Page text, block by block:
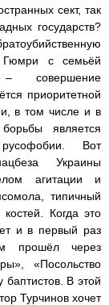
сект, так
государств?
Гюмри с семьёй
– совершение
приоритетной
в том числе и в
является
Вот
Украины
агитации и
типичный
Когда это
и в первый раз
прошёл через
«Посольство
В этой
Турчинов хочет